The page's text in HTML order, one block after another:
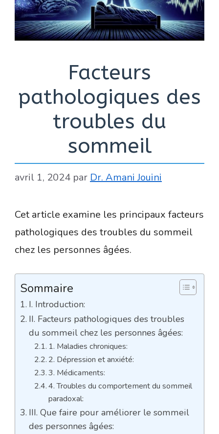
Facteurs
pathologiques des
troubles du
sommeil
avril 1, 2024 parDr. Amani Jouini
Cet article examine les principaux facteurs
pathologiques des troubles du sommeil
chez les personnes âgées.
Sommaire
I. Introduction:
II. Facteurs pathologiques des troubles
du sommeil chez les personnes âgées:
1. Maladies chroniques:
2. Dépression et anxiété:
3. Médicaments:
4. Troubles du comportement du sommeil
paradoxal:
III. Que faire pour améliorer le sommeil
des personnes âgées: